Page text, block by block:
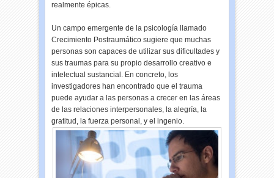
realmente épicas.
Un campo emergente de la psicología llamado
Crecimiento Postraumático sugiere que muchas
personas son capaces de utilizar sus dificultades y
sus traumas para su propio desarrollo creativo e
intelectual sustancial. En concreto, los
investigadores han encontrado que el trauma
puede ayudar a las personas a crecer en las áreas
de las relaciones interpersonales, la alegría, la
gratitud, la fuerza personal, y el ingenio.